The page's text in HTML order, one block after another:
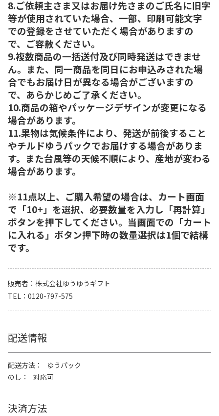
8.ご依頼主さま又はお届け先さまのご氏名に旧字
等が使用されていた場合、一部、印刷可能文字
での登録をさせていただく場合がありますの
で、ご容赦ください。
9.複数商品の一括送付及び同時発送はできませ
ん。また、同一商品を同日にお申込みされた場
合でもお届け日が異なる場合がございますの
で、あらかじめご了承ください。
10.商品の箱やパッケージデザインが変更になる
場合があります。
11.果物は気候条件により、発送が前後すること
やチルドゆうパックでお届けする場合がありま
す。また台風等の天候不順により、産地が変わる
場合があります。
※11点以上、ご購入希望の場合は、カート画面
で「10+」を選択、必要数量を入力し「再計算」
ボタンを押下してください。当画面での「カート
に入れる」ボタン押下時の数量選択は1個で結構
です。
販売者
株式会社ゆうゆうギフト
TEL
0120-797-575
配送情報
配送方法
ゆうパック
のし
対応可
決済方法